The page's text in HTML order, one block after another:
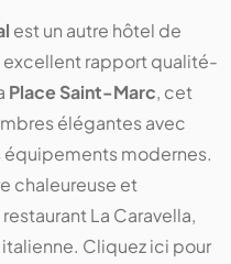
est un autre hôtel de
rapport qualité-
Place Saint-Marc, cet
élégantes avec
modernes.
chaleureuse et
La Caravella,
Cliquez ici pour